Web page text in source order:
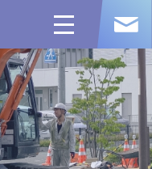
toggle
navigation